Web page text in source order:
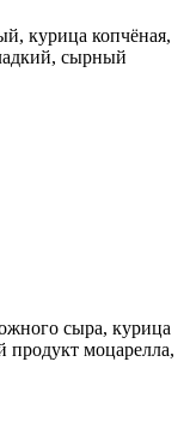
курица копчёная,
сырный
сыра, курица
моцарелла,